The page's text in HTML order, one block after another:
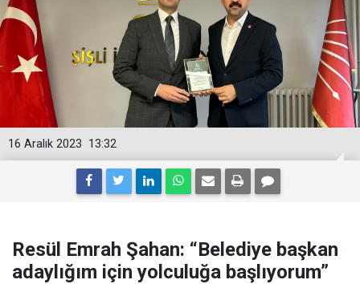
13:32
16 Aralık 2023
Resül Emrah Şahan: “Belediye başkan
adaylığım için yolculuğa başlıyorum”